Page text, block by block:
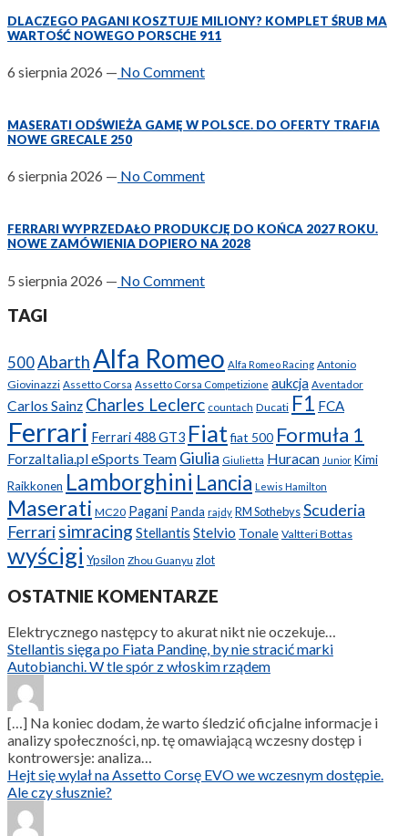
DLACZEGO PAGANI KOSZTUJE MILIONY? KOMPLET ŚRUB MA
WARTOŚĆ NOWEGO PORSCHE 911
6 sierpnia 2026 — No Comment
MASERATI ODŚWIEŻA GAMĘ W POLSCE. DO OFERTY TRAFIA
NOWE GRECALE 250
6 sierpnia 2026 — No Comment
FERRARI WYPRZEDAŁO PRODUKCJĘ DO KOŃCA 2027 ROKU.
NOWE ZAMÓWIENIA DOPIERO NA 2028
5 sierpnia 2026 — No Comment
TAGI
500AbarthAlfa Romeo Alfa Romeo Racing Antonio
Giovinazzi Assetto Corsa Assetto Corsa Competizione aukcja Aventador
Carlos Sainz Charles Leclerc countach Ducati F1 FCA
Ferrari Ferrari 488 GT3 Fiatfiat 500 Formuła 1
ForzaItalia.pl eSports Team Giulia Giulietta Huracan Junior Kimi
Raikkonen Lamborghini Lancia Lewis Hamilton
Maserati MC20 Pagani Panda rajdy RM SothebysScuderia
Ferrarisimracing Stellantis Stelvio Tonale Valtteri Bottas
wyścigi Ypsilon Zhou Guanyu zlot
OSTATNIE KOMENTARZE
Elektrycznego następcy to akurat nikt nie oczekuje…
Stellantis sięga po Fiata Pandinę, by nie stracić marki
Autobianchi. W tle spór z włoskim rządem
[…] Na koniec dodam, że warto śledzić oficjalne informacje i
analizy społeczności, np. tę omawiającą wczesny dostęp i
kontrowersje: analiza…
Hejt się wylał na Assetto Corsę EVO we wczesnym dostępie.
Ale czy słusznie?